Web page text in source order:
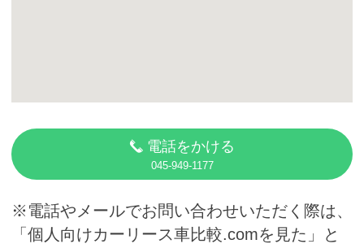
電話をかける
045-949-1177
※電話やメールでお問い合わせいただく際は、
「個人向けカーリース車比較.comを見た」と